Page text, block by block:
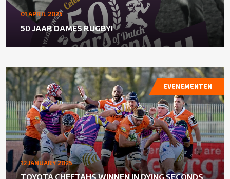
01 APRIL 2025
50 JAAR DAMES RUGBY!
12 JANUARY 2025
EVENEMENTEN